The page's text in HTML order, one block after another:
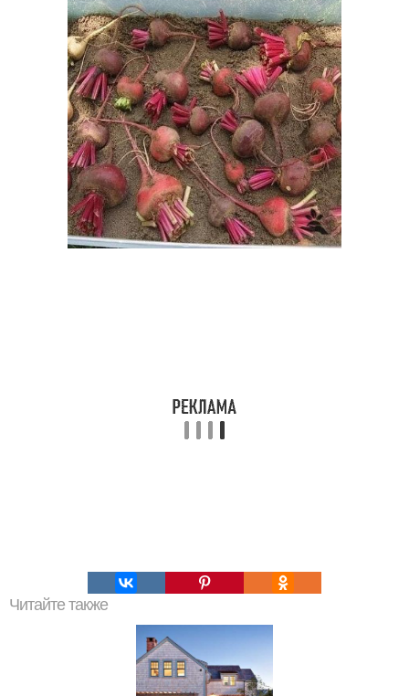
Читайте также